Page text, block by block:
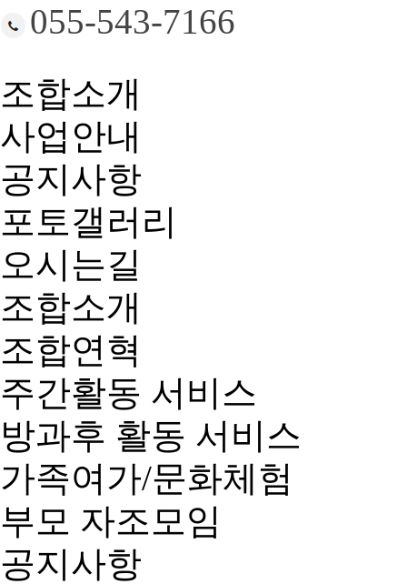
055-543-7166
조합소개
사업안내
공지사항
포토갤러리
오시는길
조합소개
조합연혁
주간활동 서비스
방과후 활동 서비스
가족여가/문화체험
부모 자조모임
공지사항